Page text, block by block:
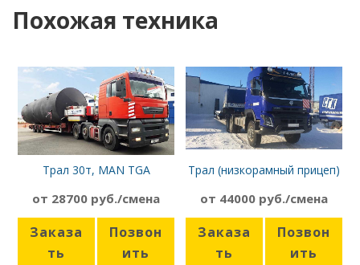
Похожая техника
Трал 30т, MAN TGA
от 28700 руб./смена
Заказа
ть
Позвон
ить
Трал (низкорамный прицеп)
от 44000 руб./смена
Заказа
ть
Позвон
ить